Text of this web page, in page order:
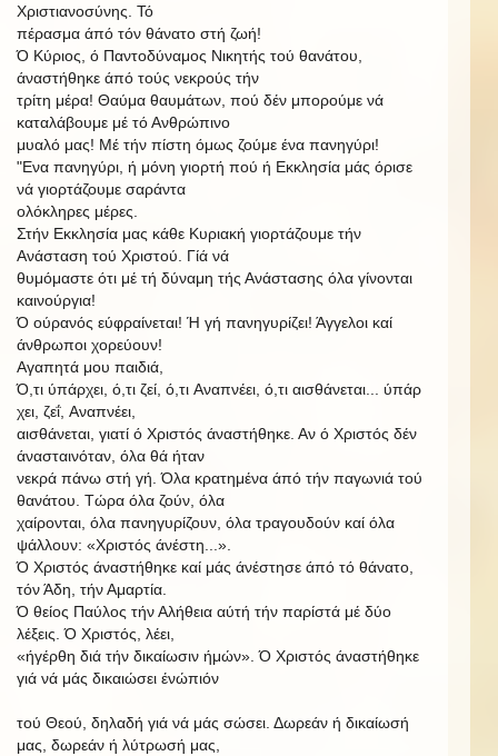
Χριστιανοσύνης. Τό
πέρασμα άπό τόν θάνατο στή ζωή!
Ό Κύριος, ό Παντοδύναμος Νικητής τού θανάτου,
άναστήθηκε άπό τούς νεκρούς τήν
τρίτη μέρα! Θαύμα θαυμάτων, πού δέν μπορούμε νά
καταλάβουμε μέ τό Ανθρώπινο
μυαλό μας! Μέ τήν πίστη όμως ζούμε ένα πανηγύρι!
"Ενα πανηγύρι, ή μόνη γιορτή πού ή Εκκλησία μάς όρισε
νά γιορτάζουμε σαράντα
ολόκληρες μέρες.
Στήν Εκκλησία μας κάθε Κυριακή γιορτάζουμε τήν
Ανάσταση τού Χριστού. Γίά νά
θυμόμαστε ότι μέ τή δύναμη τής Ανάστασης όλα γίνονται
καινούργια!
Ό ούρανός εύφραίνεται! Ή γή πανηγυρίζει! Άγγελοι καί
άνθρωποι χορεύουν!
Αγαπητά μου παιδιά,
Ό,τι ύπάρχει, ό,τι ζεί, ό,τι Αναπνέει, ό,τι αισθάνεται...
ύπάρ
χει, ζεΐ, Αναπνέει,
αισθάνεται, γιατί ό Χριστός άναστήθηκε. Αν ό Χριστός δέν
άνασταινόταν, όλα θά ήταν
νεκρά πάνω στή γή. Όλα κρατημένα άπό τήν παγωνιά τού
θανάτου. Τώρα όλα ζούν, όλα
χαίρονται, όλα πανηγυρίζουν, όλα τραγουδούν καί όλα
ψάλλουν: «Χριστός άνέστη...».
Ό Χριστός άναστήθηκε καί μάς άνέστησε άπό τό θάνατο,
τόν Άδη, τήν Αμαρτία.
Ό θείος Παύλος τήν Αλήθεια αύτή τήν παρίστά μέ δύο
λέξεις. Ό Χριστός, λέει,
«ήγέρθη διά τήν δικαίωσιν ήμών». Ό Χριστός άναστήθηκε
γιά νά μάς δικαιώσει ένώπιόν
τού Θεού, δηλαδή γιά νά μάς σώσει. Δωρεάν ή δικαίωσή
μας, δωρεάν ή λύτρωσή μας,